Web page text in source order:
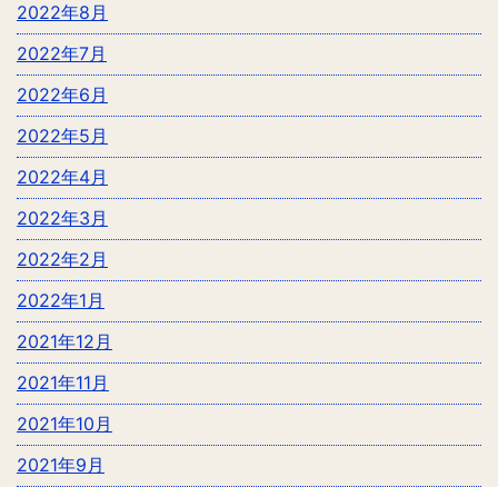
2022年8月
2022年7月
2022年6月
2022年5月
2022年4月
2022年3月
2022年2月
2022年1月
2021年12月
2021年11月
2021年10月
2021年9月